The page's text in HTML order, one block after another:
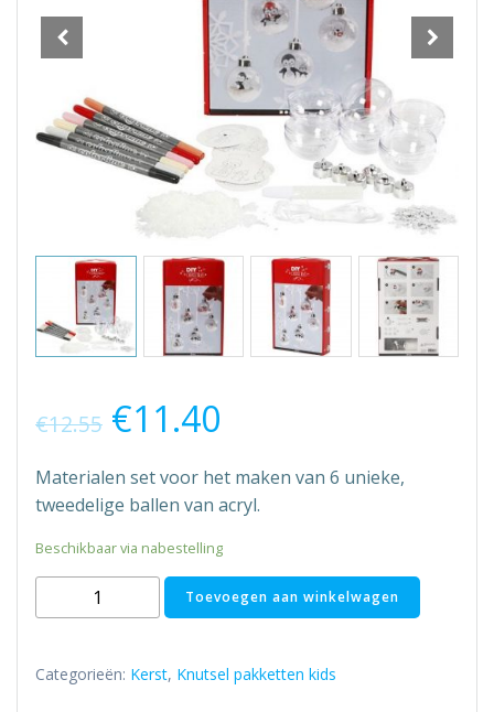
€12.55 €11.40
Materialen set voor het maken van 6 unieke,
tweedelige ballen van acryl.
Beschikbaar via nabestelling
knutselpakket
Kerstballen
Toevoegen aan winkelwagen
Categorieën: Kerst, Knutsel pakketten kids